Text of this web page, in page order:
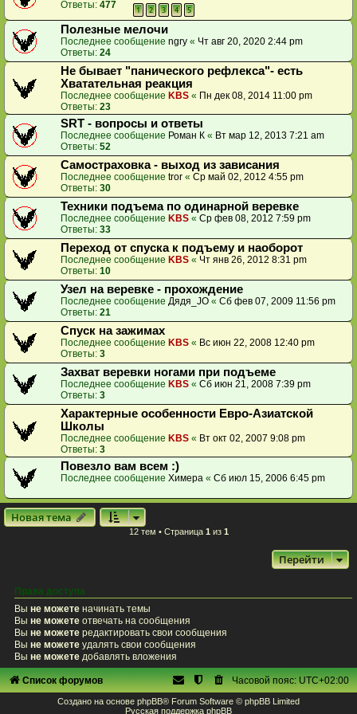
Ответы: 477 1 2 3 4 5
Полезные мелочи
Последнее сообщение ngry « Чт авг 20, 2020 2:44 pm
Ответы: 24
Не бывает "панического рефлекса"- есть
Хватательная реакция
Последнее сообщение KBS « Пн дек 08, 2014 11:00 pm
Ответы: 23
SRT - вопросы и ответы
Последнее сообщение Роман К « Вт мар 12, 2013 7:21 am
Ответы: 52
Самостраховка - выход из зависания
Последнее сообщение tror « Ср май 02, 2012 4:55 pm
Ответы: 30
Техники подъема по одинарной веревке
Последнее сообщение KBS « Ср фев 08, 2012 7:59 pm
Ответы: 33
Переход от спуска к подъему и наоборот
Последнее сообщение KBS « Чт янв 26, 2012 8:31 pm
Ответы: 10
Узел на веревке - прохождение
Последнее сообщение Дядя_JO « Сб фев 07, 2009 11:56 pm
Ответы: 21
Спуск на зажимах
Последнее сообщение KBS « Вс июн 22, 2008 12:40 pm
Ответы: 3
Захват веревки ногами при подъеме
Последнее сообщение KBS « Сб июн 21, 2008 7:39 pm
Ответы: 3
Характерные особенности Евро-Азиатской
Школы
Последнее сообщение KBS « Вт окт 02, 2007 9:08 pm
Ответы: 3
Повезло вам всем :)
Последнее сообщение Химера « Сб июл 15, 2006 6:45 pm
Новая тема
12 тем • Страница 1 из 1
Перейти
Права доступа
Вы не можете начинать темы
Вы не можете отвечать на сообщения
Вы не можете редактировать свои сообщения
Вы не можете удалять свои сообщения
Вы не можете добавлять вложения
Список форумов Часовой пояс:UTC+02:00
Создано на основе phpBB® Forum Software © phpBB Limited
Русская поддержка phpBB